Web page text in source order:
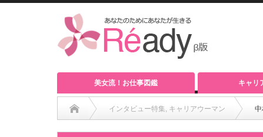
美女流！お仕事図鑑 キャリ
インタビュー特集, キャリアウーマン 中